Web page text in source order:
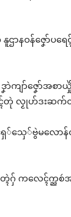
မုညးတအ်
ကာဲအရာ ဍု
အ
ဂ
ဌာနဝန်ဇၞော်ပ
ကျာ်ဇၞော်အစ
တုဲ လၟုဟ်ဒးဆက်
ရှေ်သှေ်ဗွဲမလေ
ါဝ်တ္ၚဲဂှ် ကလေၚ်